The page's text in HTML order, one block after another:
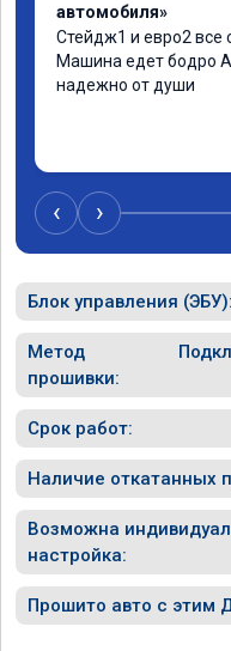
автомобиля»
Стейдж1 и евро2 все
Машина едет бодро
надежно от души
‹ ›
Блок управления (ЭБУ):
Метод
прошивки:
Срок работ:
Наличие откатанных
Возможна
настройка:
Прошито авто с этим